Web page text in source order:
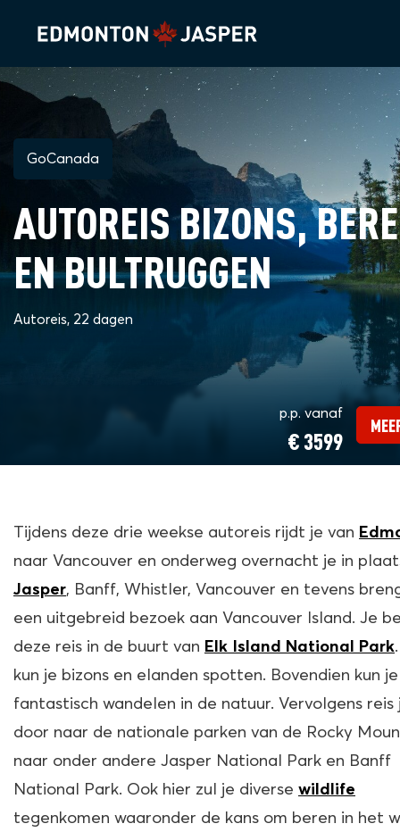
GoCanada
AUTOREIS BIZONS,
EN BULTRUGGEN
Autoreis, 22 dagen
p.p. vanaf
€ 3599
Tijdens deze drie weekse autoreis rijdt je van
naar Vancouver en onderweg overnacht je in
Jasper, Banff, Whistler, Vancouver en tevens
een uitgebreid bezoek aan Vancouver Island. Je
deze reis in de buurt van Elk Island National Park
kun je bizons en elanden spotten. Bovendien kun
fantastisch wandelen in de natuur. Vervolgens reis
door naar de nationale parken van de Rocky
naar onder andere Jasper National Park en Banff
National Park. Ook hier zul je diverse wildlife
tegenkomen waaronder de kans om beren in het